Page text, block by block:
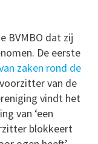
BVMBO dat zij
De eerste
zaken rond de
van de
vindt het
van ‘een
blokkeert